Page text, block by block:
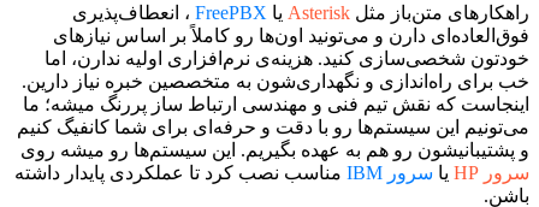
راهکارهای متن‌باز مثل Asterisk یا FreePBX ، انعطاف‌پذیری
فوق‌العاده‌ای دارن و می‌تونید اون‌ها رو کاملاً بر اساس نیازهای
خودتون شخصی‌سازی کنید. هزینه‌ی نرم‌افزاری اولیه ندارن، اما
خب برای راه‌اندازی و نگهداری‌شون به متخصصین خبره نیاز دارین.
اینجاست که نقش تیم فنی و مهندسی ارتباط ساز پررنگ میشه؛ ما
می‌تونیم این سیستم‌ها رو با دقت و حرفه‌ای برای شما کانفیگ کنیم
و پشتیبانیشون رو هم به عهده بگیریم. این سیستم‌ها رو میشه روی
سرور HP
یا سرور IBM
مناسب نصب کرد تا عملکردی پایدار داشته
باشن.